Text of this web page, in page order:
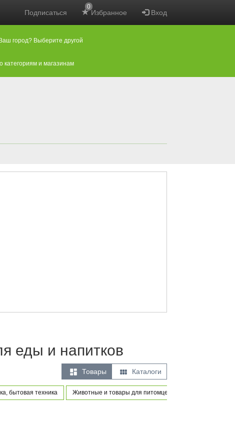
Подписаться Избранное
0
Вход
город? Выберите другой
категориям и магазинам
еды и напитков
 Товары  Каталоги
бытовая техника Животные и товары для питомцев